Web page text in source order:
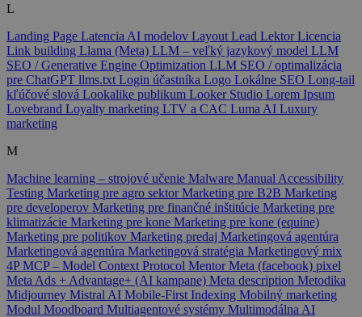
L
Landing Page Latencia AI modelov Layout Lead LektorLicencia
Link building Llama (Meta) LLM – veľký jazykový model LLM
SEO / Generative Engine Optimization LLM SEO / optimalizácia
pre ChatGPT llms.txt Login účastníka Logo Lokálne SEO Long-tail
kľúčové slová Lookalike publikum Looker Studio Lorem Ipsum
Lovebrand Loyalty marketing LTV a CAC Luma AI Luxury
marketing
M
Machine learning – strojové učenie Malware Manual Accessibility
Testing Marketing pre agro sektorMarketing pre B2B Marketing
pre developerov Marketing pre finančné inštitúcie Marketing pre
klimatizácie Marketing pre kone Marketing pre kone (equine)
Marketing pre politikov Marketing predaj Marketingová agentúra
Marketingová agentúra Marketingová stratégia Marketingový mix
4PMCP – Model Context Protocol MentorMeta (facebook) pixel
Meta Ads + Advantage+ (AI kampane) Meta description Metodika
Midjourney Mistral AI Mobile-First Indexing Mobilný marketing
Modul Moodboard Multiagentové systémy Multimodálna AI